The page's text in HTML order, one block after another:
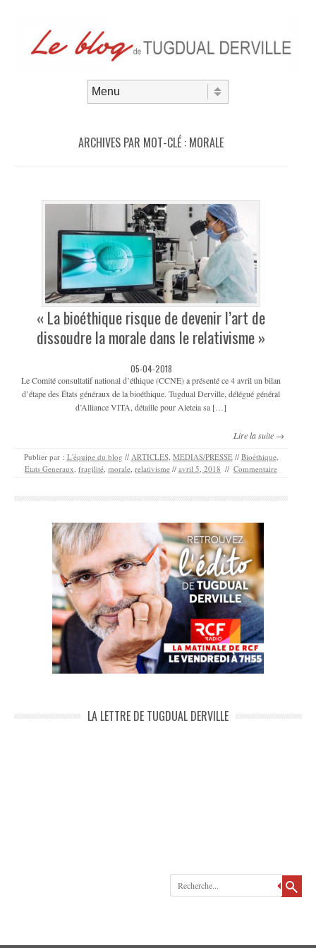
ARCHIVES PAR MOT-CLÉ : MORALE
« La bioéthique risque de devenir l’art de
dissoudre la morale dans le relativisme »
05-04-2018
Le Comité consultatif national d’éthique (CCNE) a présenté ce 4 avril un bilan
d’étape des États généraux de la bioéthique. Tugdual Derville, délégué général
d’Alliance VITA, détaille pour Aleteia sa […]
Lire la suite →
Publier par : L'équipe du blog // ARTICLES, MEDIAS/PRESSE // Bioéthique,
Etats Generaux fragilité morale relativisme // avril 5, 2018 // Commentaire
LA LETTRE DE TUGDUAL DERVILLE
Recherche